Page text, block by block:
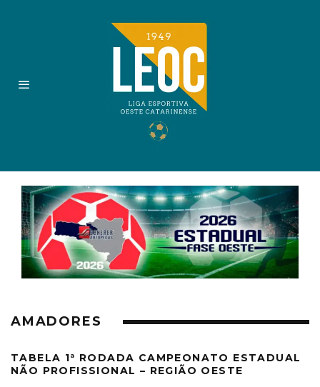
AMADORES
TABELA 1ª RODADA CAMPEONATO ESTADUAL
NÃO PROFISSIONAL – REGIÃO OESTE